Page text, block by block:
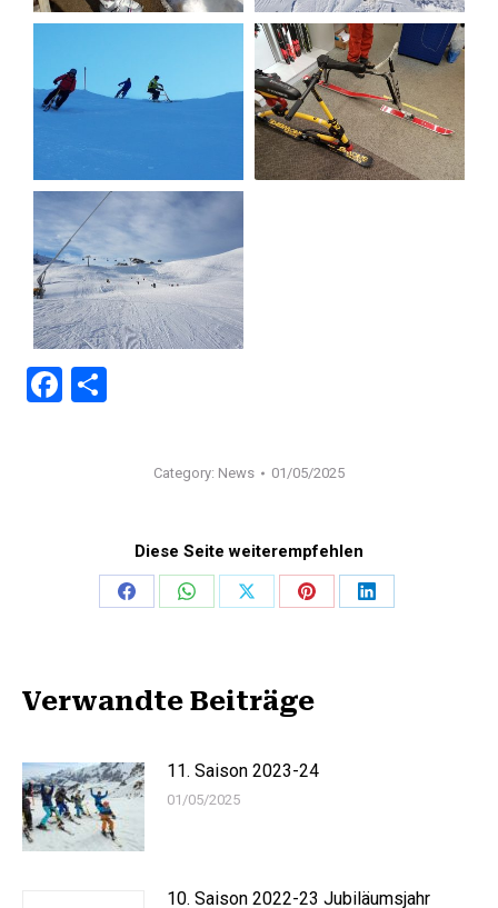
Facebook
Category: News 01/05/2025
Diese Seite weiterempfehlen
Share
Share
Share
Share
Share
Verwandte Beiträge
11. Saison 2023-24
01/05/2025
10. Saison 2022-23 Jubiläumsjahr